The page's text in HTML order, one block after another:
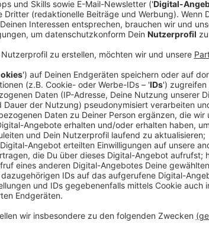
Die Sieben-Tage-Inzidenz ist von 57,6 auf 72,9
Seit Mittwoch gibt es in Stadt und StädteRegion
sich bisher hier insgesamt (seit Beginn der
Die Zahl der aktuell Infizierten ist (ohne
39 Patienten sind seit Mittwoch wieder genesen,
Menschen eine Corona-Infektion hinter sich
Die Zahl der Todesfälle im Zusammenhang mit
geblieben.
Von den einzelnen Kommunen hat Baesweiler
180,9(vorher 107), dahinter folgen Alsdorf mit